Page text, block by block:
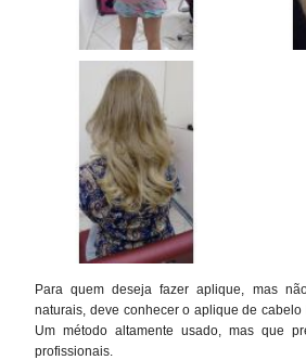
Para quem deseja fazer aplique, mas
naturais, deve conhecer o aplique de cabelo
Um método altamente usado, mas que
profissionais.